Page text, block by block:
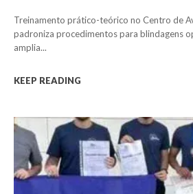
Treinamento prático-teórico no Centro de
padroniza procedimentos para blindagens
amplia...
KEEP READING